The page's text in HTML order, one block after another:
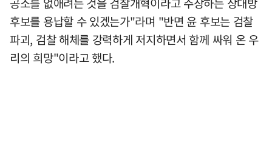
후보를 용납할 수 있겠는가"라며 "반면 윤 후보는 검찰
파괴, 검찰 해체를 강력하게 저지하면서 함께 싸워 온 우
리의 희망"이라고 했다.